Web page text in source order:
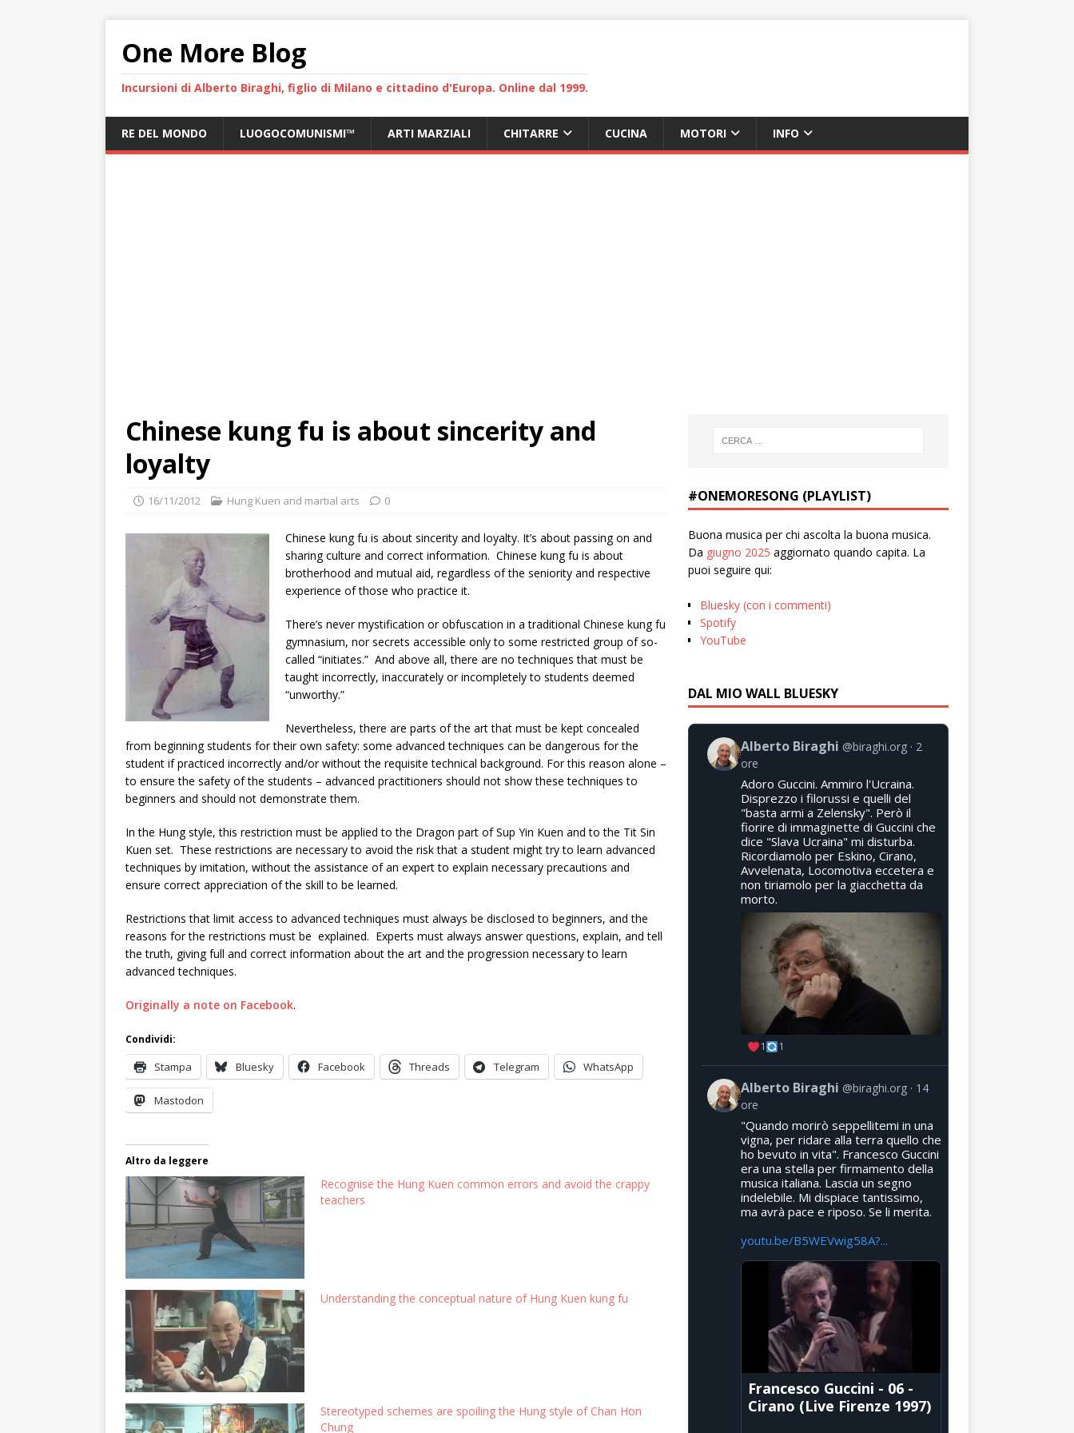
One More Blog
Incursioni di Alberto Biraghi, figlio di Milano e cittadino d'Europa. Online dal 1999.
RE DEL MONDO LUOGOCOMUNISMI™ ARTI MARZIALI CHITARRE CUCINA MOTORI INFO
Chinese kung fu is about sincerity and
loyalty
16/11/2012 Hung Kuen and martial arts 0
Chinese kung fu is about sincerity and loyalty. It’s about passing on and
sharing culture and correct information. Chinese kung fu is about
brotherhood and mutual aid, regardless of the seniority and respective
experience of those who practice it.
There’s never mystification or obfuscation in a traditional Chinese kung fu
gymnasium, nor secrets accessible only to some restricted group of so-
called “initiates.” And above all, there are no techniques that must be
taught incorrectly, inaccurately or incompletely to students deemed
“unworthy.”
Nevertheless, there are parts of the art that must be kept concealed
from beginning students for their own safety: some advanced techniques can be dangerous for the
student if practiced incorrectly and/or without the requisite technical background. For this reason alone –
to ensure the safety of the students – advanced practitioners should not show these techniques to
beginners and should not demonstrate them.
In the Hung style, this restriction must be applied to the Dragon part of Sup Yin Kuen and to the Tit Sin
Kuen set. These restrictions are necessary to avoid the risk that a student might try to learn advanced
techniques by imitation, without the assistance of an expert to explain necessary precautions and
ensure correct appreciation of the skill to be learned.
Restrictions that limit access to advanced techniques must always be disclosed to beginners, and the
reasons for the restrictions must be explained. Experts must always answer questions, explain, and tell
the truth, giving full and correct information about the art and the progression necessary to learn
advanced techniques.
Originally a note on Facebook.
Condividi:
Stampa Bluesky Facebook Threads Telegram WhatsApp
Mastodon
Altro da leggere
Recognise the Hung Kuen common errors and avoid the crappy
teachers
Understanding the conceptual nature of Hung Kuen kung fu
Stereotyped schemes are spoiling the Hung style of Chan Hon
Chung
#ONEMORESONG (PLAYLIST)
Buona musica per chi ascolta la buona musica.
Da giugno 2025 aggiornato quando capita. La
puoi seguire qui:
Bluesky (con i commenti)
Spotify
YouTube
DAL MIO WALL BLUESKY
Alberto Biraghi @biraghi.org
2
ore
Adoro Guccini. Ammiro l'Ucraina.
Disprezzo i filorussi e quelli del
"basta armi a Zelensky". Però il
fiorire di immaginette di Guccini che
dice "Slava Ucraina" mi disturba.
Ricordiamolo per Eskino, Cirano,
Avvelenata, Locomotiva eccetera e
non tiriamolo per la giacchetta da
morto.
1 1
Alberto Biraghi @biraghi.org
14
ore
"Quando morirò seppellitemi in una
vigna, per ridare alla terra quello che
ho bevuto in vita". Francesco Guccini
era una stella per firmamento della
musica italiana. Lascia un segno
indelebile. Mi dispiace tantissimo,
ma avrà pace e riposo. Se li merita.
youtu.be/B5WEVwig58A?...
Francesco Guccini - 06 -
Cirano (Live Firenze 1997)